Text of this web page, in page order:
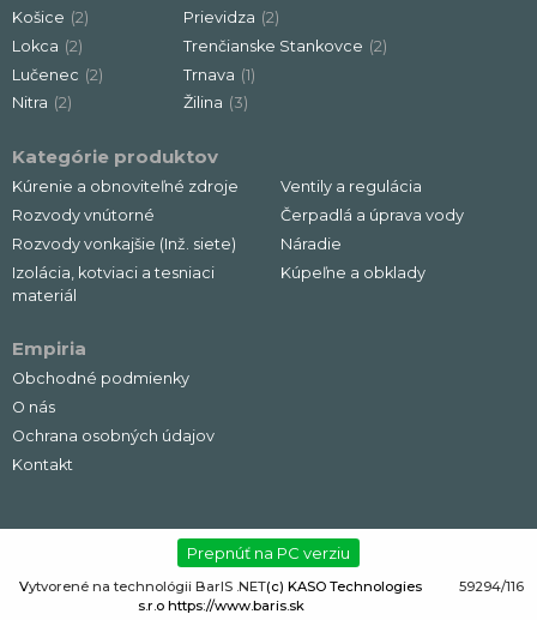
Košice (2)
Lokca (2)
Lučenec (2)
Nitra (2)
Prievidza (2)
Trenčianske Stankovce (2)
Trnava (1)
Žilina (3)
Kategórie produktov
Kúrenie a obnoviteľné zdroje
Rozvody vnútorné
Rozvody vonkajšie (Inž. siete)
Izolácia, kotviaci a tesniaci
materiál
Ventily a regulácia
Čerpadlá a úprava vody
Náradie
Kúpeľne a obklady
Empiria
Obchodné podmienky
O nás
Ochrana osobných údajov
Kontakt
Prepnúť na PC verziu
Vytvorené na technológii BarIS .NET(c) KASO Technologies
s.r.o https://www.baris.sk
59294/116